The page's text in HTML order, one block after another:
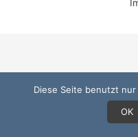
Diese Seite benutzt
OK